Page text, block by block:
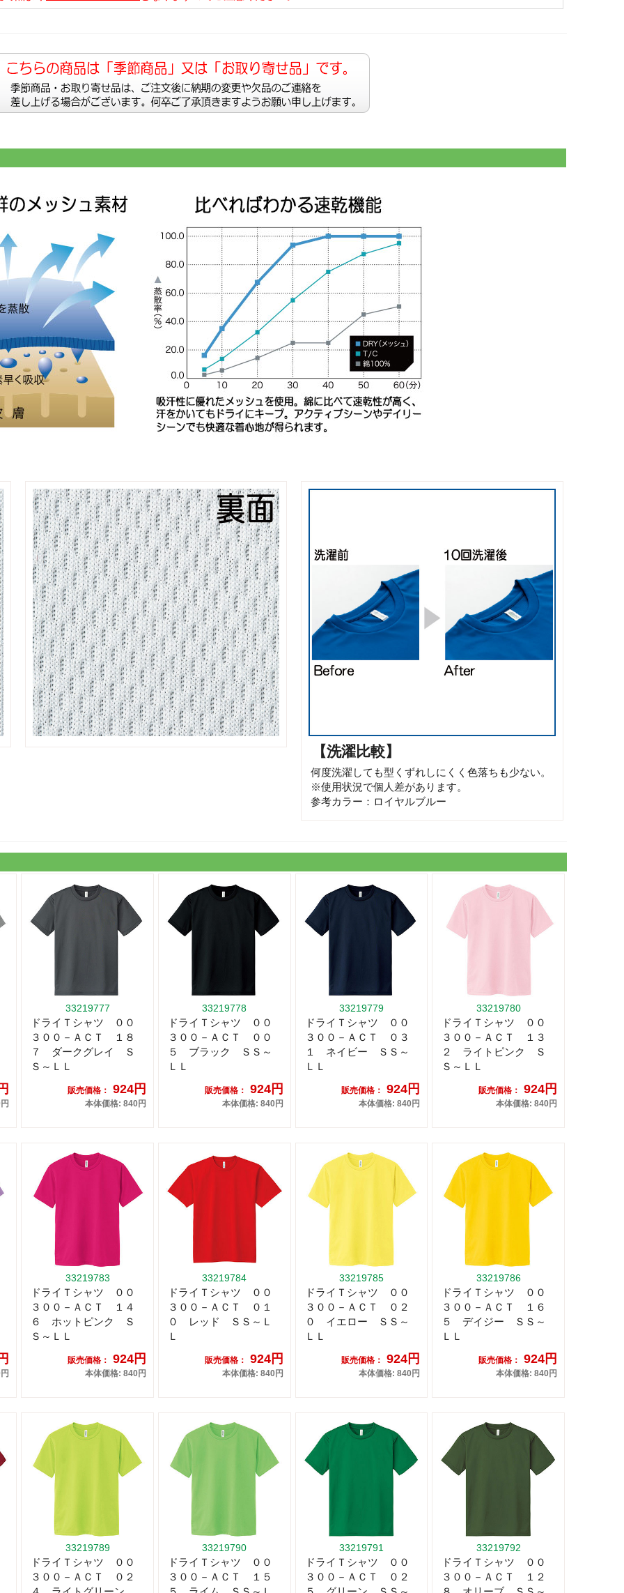
【洗濯比較】
何度洗濯しても型くずれしにくく色落ちも少ない。
※使用状況で個人差があります。
参考カラー：ロイヤルブルー
33219777
ドライＴシャツ ００
３００－ＡＣＴ １８
７ ダークグレイ Ｓ
Ｓ～ＬＬ
販売価格： 924円
本体価格: 840円
33219778
ドライＴシャツ ００
３００－ＡＣＴ ００
５ ブラック ＳＳ～
ＬＬ
販売価格： 924円
本体価格: 840円
33219779
ドライＴシャツ ００
３００－ＡＣＴ ０３
１ ネイビー ＳＳ～
ＬＬ
販売価格： 924円
本体価格: 840円
33219780
ドライＴシャツ ００
３００－ＡＣＴ １３
２ ライトピンク Ｓ
Ｓ～ＬＬ
販売価格： 924円
本体価格: 840円
33219783
ドライＴシャツ ００
３００－ＡＣＴ １４
６ ホットピンク Ｓ
Ｓ～ＬＬ
販売価格： 924円
本体価格: 840円
33219784
ドライＴシャツ ００
３００－ＡＣＴ ０１
０ レッド ＳＳ～Ｌ
Ｌ
販売価格： 924円
本体価格: 840円
33219785
ドライＴシャツ ００
３００－ＡＣＴ ０２
０ イエロー ＳＳ～
ＬＬ
販売価格： 924円
本体価格: 840円
33219786
ドライＴシャツ ００
３００－ＡＣＴ １６
５ デイジー ＳＳ～
ＬＬ
販売価格： 924円
本体価格: 840円
33219789
ドライＴシャツ ００
３００－ＡＣＴ ０２
33219790
ドライＴシャツ ００
３００－ＡＣＴ １５
33219791
ドライＴシャツ ００
３００－ＡＣＴ ０２
33219792
ドライＴシャツ ００
３００－ＡＣＴ １２